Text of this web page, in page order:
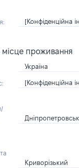
[Конфіденційна
проживання
Україна
[Конфіденційна
Криворізький